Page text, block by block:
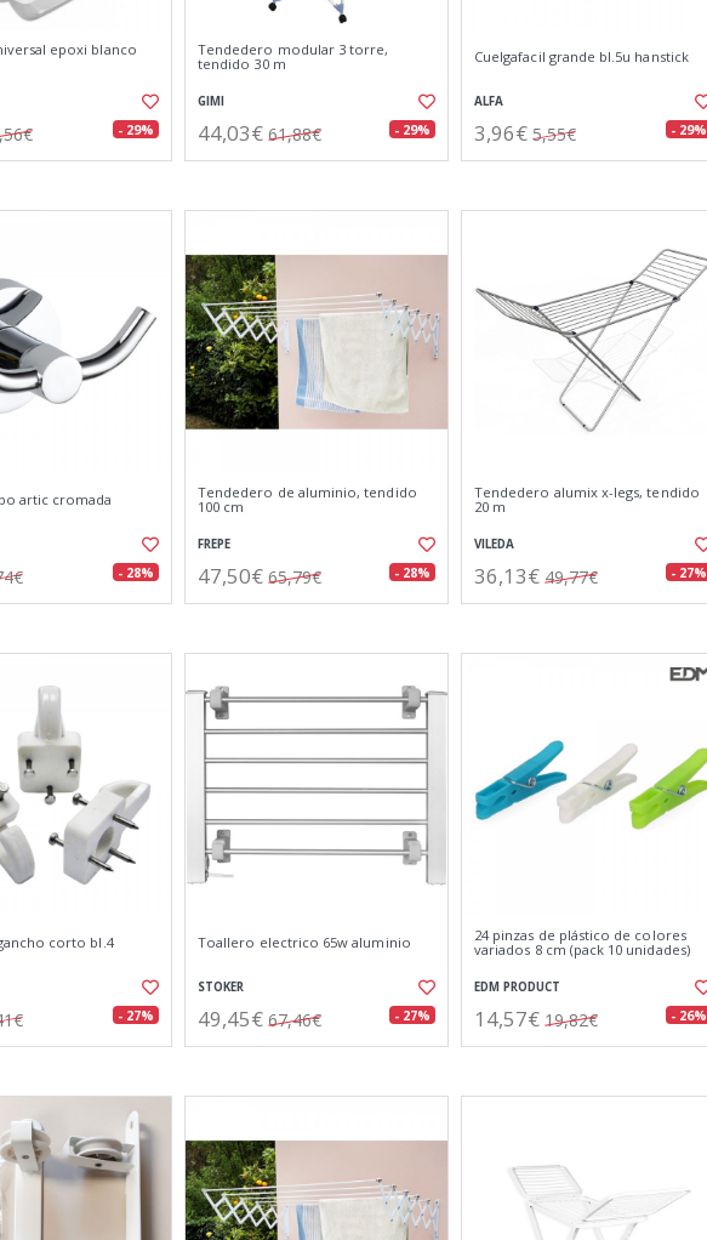
epoxi blanco
- 29%
Tendedero modular 3 torre,
tendido 30 m
GIMI
44,03€ 61,88€ - 29%
Cuelgafacil grande bl.5u hanstick
ALFA
3,96€ 5,55€ - 29%
artic cromada
- 28%
Tendedero de aluminio, tendido
100 cm
FREPE
47,50€ 65,79€ - 28%
Tendedero alumix x-legs, tendido
20 m
VILEDA
36,13€ 49,77€ - 27%
corto bl.4
- 27%
Toallero electrico 65w aluminio
STOKER
49,45€ 67,46€ - 27%
24 pinzas de plástico de colores
variados 8 cm (pack 10 unidades)
EDM PRODUCT
14,57€ 19,82€ - 26%